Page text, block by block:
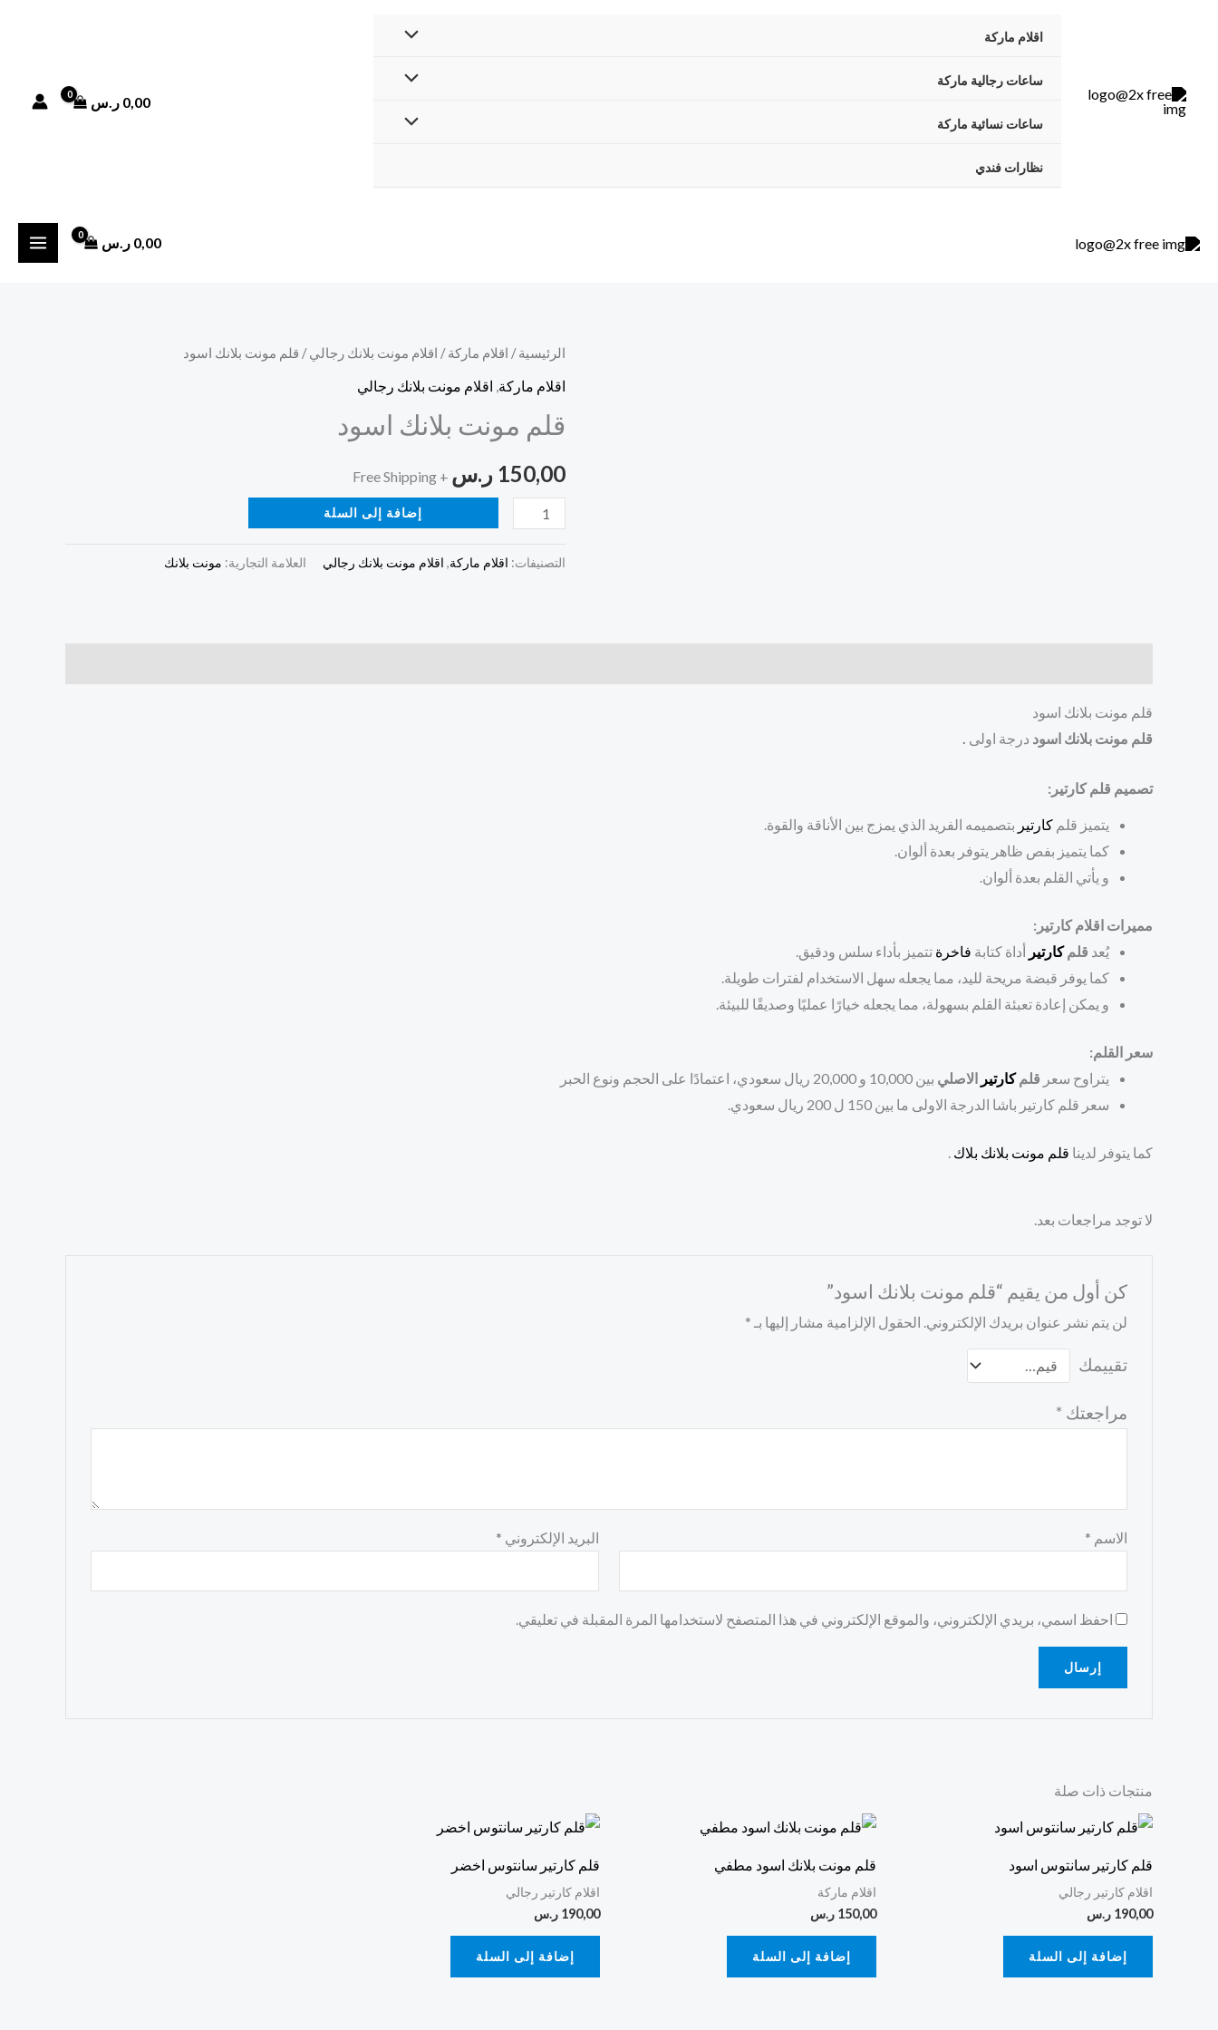
اقلام ماركة
ساعات رجالية ماركة
ساعات نسائية ماركة
نظارات فندي
0,00 ر.س
0,00 ر.س
الرئيسية/ اقلام ماركة/ اقلام مونت بلانك رجالي/ قلم مونت بلانك اسود
اقلام ماركة اقلام مونت بلانك رجالي
قلم مونت بلانك اسود
150,00 ر.س + Free Shipping
كمية
قلم
بلانك
إضافة إلى السلة
التصنيفات: اقلام ماركة, اقلام مونت بلانك رجالي العلامة التجارية: مونت بلانك
قلم مونت بلانك اسود
قلم مونت بلانك اسود درجة اولى .
تصميم قلم كارتير:
يتميز قلم كارتير بتصميمه الفريد الذي يمزج بين الأناقة والقوة.
كما يتميز بفص ظاهر يتوفر بعدة ألوان.
و يأتي القلم بعدة ألوان.
مميرات اقلام كارتير:
يُعد قلمكارتير أداة كتابة فاخرة تتميز بأداء سلس ودقيق.
كما يوفر قبضة مريحة لليد، مما يجعله سهل الاستخدام لفترات طويلة.
و يمكن إعادة تعبئة القلم بسهولة، مما يجعله خيارًا عمليًا وصديقًا للبيئة.
سعر القلم:
يتراوح سعر قلمكارتير الاصلي بين 10,000 و 20,000 ريال سعودي، اعتمادًا على الحجم ونوع الحبر
سعر قلم كارتير باشا الدرجة الاولى ما بين 150 ل 200 ريال سعودي.
كما يتوفر لدينا قلم مونت بلانك بلاك
لا توجد مراجعات بعد.
كن أول من يقيم “قلم مونت بلانك اسود”
لن يتم نشر عنوان بريدك الإلكتروني. الحقول الإلزامية مشار إليها بـ *
تقييمك
مراجعتك *
الاسم * البريد الإلكتروني *
احفظ اسمي، بريدي الإلكتروني، والموقع الإلكتروني في هذا المتصفح لاستخدامها المرة المقبلة في تعليقي.
منتجات ذات صلة
قلم كارتير سانتوس اسود
اقلام كارتير رجالي
190,00 ر.س
إضافة إلى السلة
قلم مونت بلانك اسود مطفي
اقلام ماركة
150,00 ر.س
إضافة إلى السلة
قلم كارتير سانتوس اخضر
اقلام كارتير رجالي
190,00 ر.س
إضافة إلى السلة